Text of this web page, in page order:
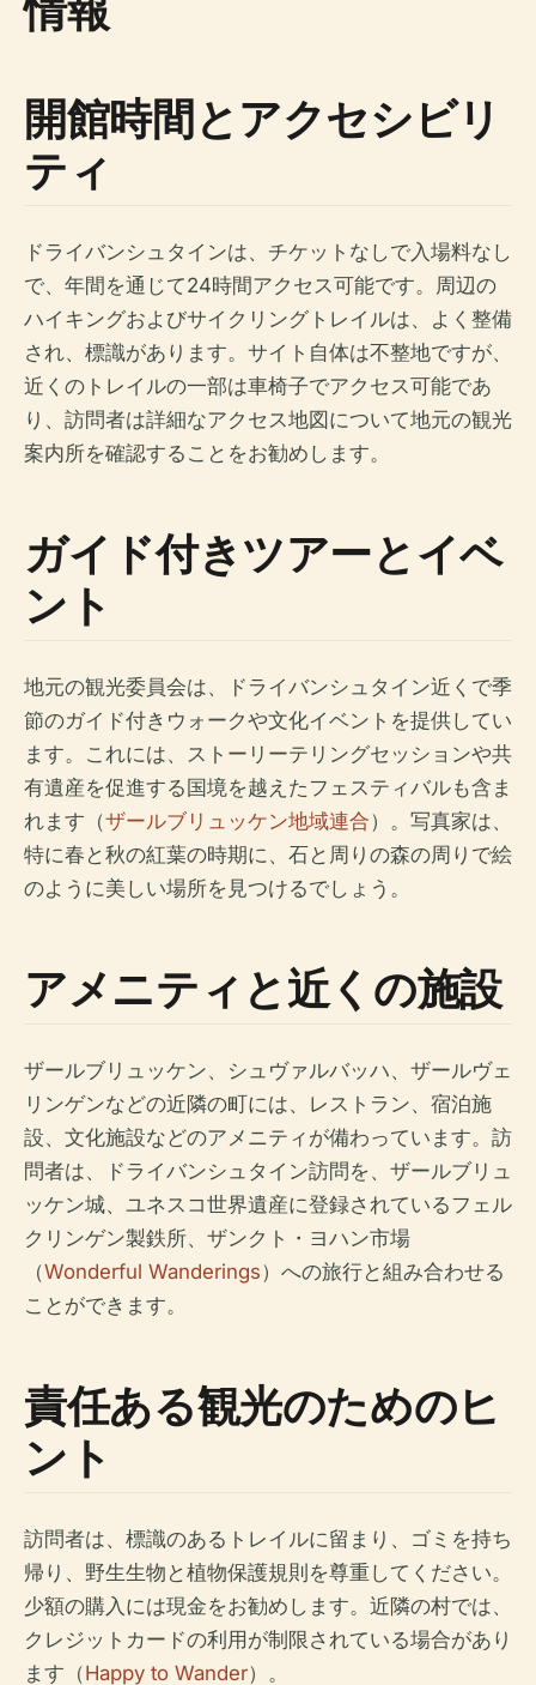
開館時間とアクセシビリ
ティ
ドライバンシュタインは、チケットなしで入場料なし
で、年間を通じて24時間アクセス可能です。周辺の
ハイキングおよびサイクリングトレイルは、よく整備
され、標識があります。サイト自体は不整地ですが、
近くのトレイルの一部は車椅子でアクセス可能であ
り、訪問者は詳細なアクセス地図について地元の観光
案内所を確認することをお勧めします。
ガイド付きツアーとイベ
ント
地元の観光委員会は、ドライバンシュタイン近くで季
節のガイド付きウォークや文化イベントを提供してい
ます。これには、ストーリーテリングセッションや共
有遺産を促進する国境を越えたフェスティバルも含ま
れます（ザールブリュッケン地域連合）。写真家は、
特に春と秋の紅葉の時期に、石と周りの森の周りで絵
のように美しい場所を見つけるでしょう。
アメニティと近くの施設
ザールブリュッケン、シュヴァルバッハ、ザールヴェ
リンゲンなどの近隣の町には、レストラン、宿泊施
設、文化施設などのアメニティが備わっています。訪
問者は、ドライバンシュタイン訪問を、ザールブリュ
ッケン城、ユネスコ世界遺産に登録されているフェル
クリンゲン製鉄所、ザンクト・ヨハン市場
（Wonderful Wanderings）への旅行と組み合わせる
ことができます。
責任ある観光のためのヒ
ント
訪問者は、標識のあるトレイルに留まり、ゴミを持ち
帰り、野生生物と植物保護規則を尊重してください。
少額の購入には現金をお勧めします。近隣の村では、
クレジットカードの利用が制限されている場合があり
ます（Happy to Wander）。